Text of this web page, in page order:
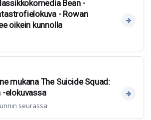
Bean -
- Rowan
oikein kunnolla
mukana The Suicide Squad:
-elokuvassa
seurassa.